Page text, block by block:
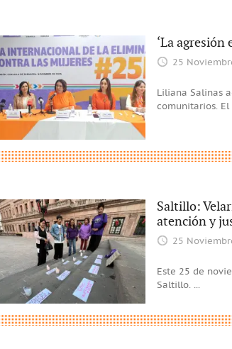
‘La
25
Liliana Salinas
comunitarios.
Saltillo:
atención y
25
Este 25 de
Saltillo. ...